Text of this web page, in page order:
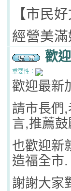
【市民
經營美
歡
重要性：
歡迎最新
請市長們
言,推薦鼓
也歡迎新
造福全市.
謝謝大家